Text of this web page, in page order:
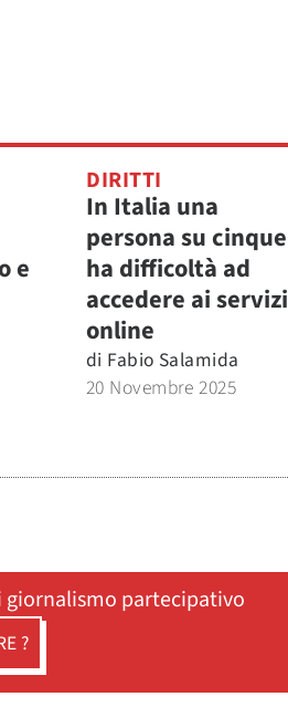
e
DIRITTI
In Italia una
persona su cinque
ha difficoltà ad
accedere ai servizi
online
di Fabio Salamida
20 Novembre 2025
giornalismo partecipativo
?